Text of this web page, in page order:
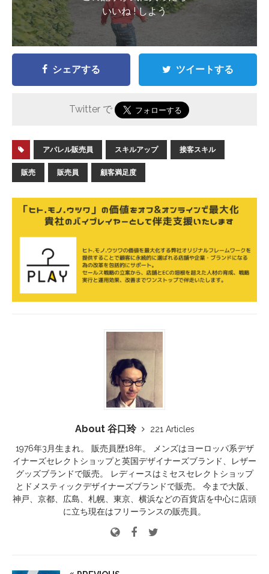
いいね ! しよう
シェアする ツイートする
Twitter で
アパレル販売員 スキルアップ 接客スキル
販売 販売員 顧客満足度
About 谷口玲
221 Articles
1976年3月生まれ。 販売員歴18年。 メンズはヨーロッパ系デザ
イナーズセレクトショップと英国デザイナーズブランド、レザー
グッズブランドで販売。 レディースはミセスセレクトショップ
とドメスティックデザイナーズブランドで販売。 今まで大阪、
神戸、京都、広島、札幌、東京、横浜などの百貨店を中心に店頭
に立ち現在はフリーランスの販売員。